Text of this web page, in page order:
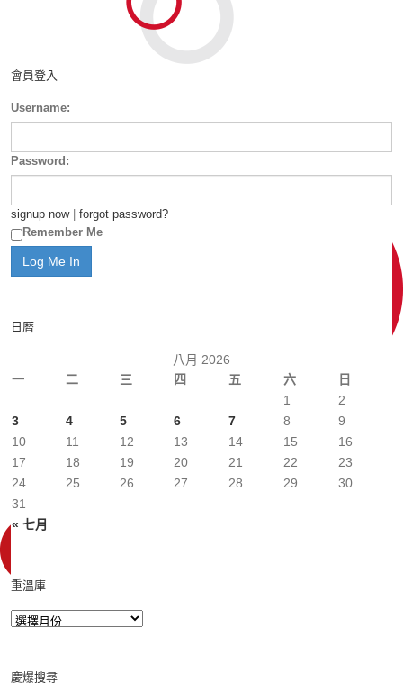
會員登入
Username:
Password:
signup now| forgot password?
Remember Me
日曆
八月 2026
一
二 三 四 五 六 日
« 七月
1
2
3
4 5 6 7 8
9
10
11 12 13 14 15
16
17
18 19 20 21 22
23
24
25 26 27 28 29
30
31
重溫庫
慶爆搜尋